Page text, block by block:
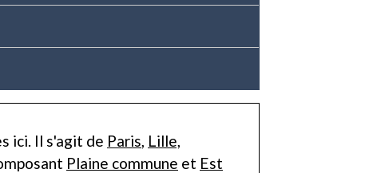
ici. Il s'agit de Paris Lille,
Plaine commune et Est